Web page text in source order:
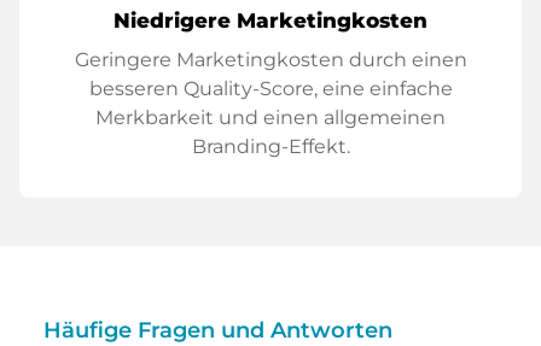
Niedrigere Marketingkosten
Geringere Marketingkosten durch einen
besseren Quality-Score, eine einfache
Merkbarkeit und einen allgemeinen
Branding-Effekt.
Häufige Fragen und Antworten